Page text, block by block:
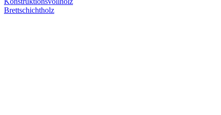
Brettschichtholz